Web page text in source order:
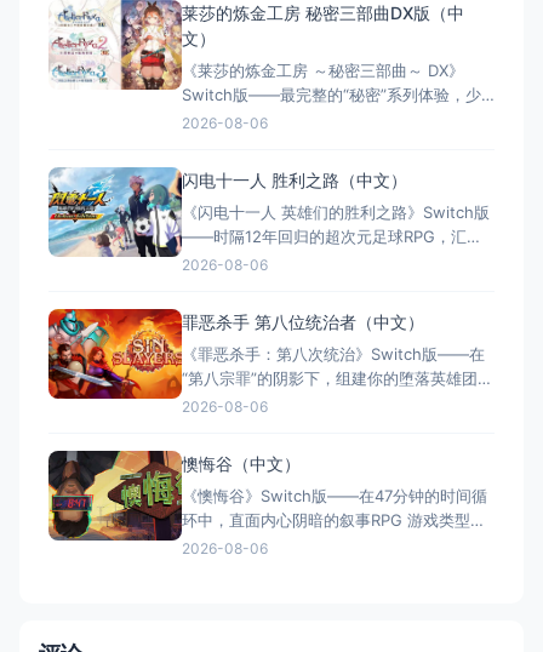
验，精美手绘画风与豪华声优阵容，30小时
沉浸式剧情。繁体中文版登陆Switch。
莱莎的炼金工房 秘密三部曲DX版（中
文）
《莱莎的炼金工房 ～秘密三部曲～ DX》
Switch版——最完整的“秘密”系列体验，少
女与炼金术的夏日成长物语 游戏类型：角色
部曲～ DX（官方简体中文定名） 港台名
称：萊莎的鍊金工房 ～秘密三部曲
2026-08-06
闪电十一人 胜利之路（中文）
《闪电十一人 英雄们的胜利之路》Switch版
——时隔12年回归的超次元足球RPG，汇聚
历代5000+角色的热血盛宴 游戏类型：角色
的胜利之路（官方简体中文定名） 港台名
称：閃電十一人 英雄們的勝
2026-08-06
罪恶杀手 第八位统治者（中文）
《罪恶杀手：第八次统治》Switch版——在
“第八宗罪”的阴影下，组建你的堕落英雄团，
在罪恶与救赎间抉择 游戏类型：角色扮演类
/ 罪恶杀手：第八位统治者（官方简体中文定
名） 港台名称：罪孽
2026-08-06
懊悔谷（中文）
《懊悔谷》Switch版——在47分钟的时间循
环中，直面内心阴暗的叙事RPG 游戏类型：
角色扮演类（叙事RPG × 等距视角 × 心理惊
2026-08-06